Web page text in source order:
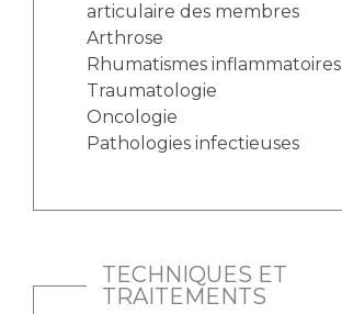
articulaire des membres
Arthrose
Rhumatismes inflammatoires
Traumatologie
Oncologie
Pathologies infectieuses
TECHNIQUES ET
TRAITEMENTS